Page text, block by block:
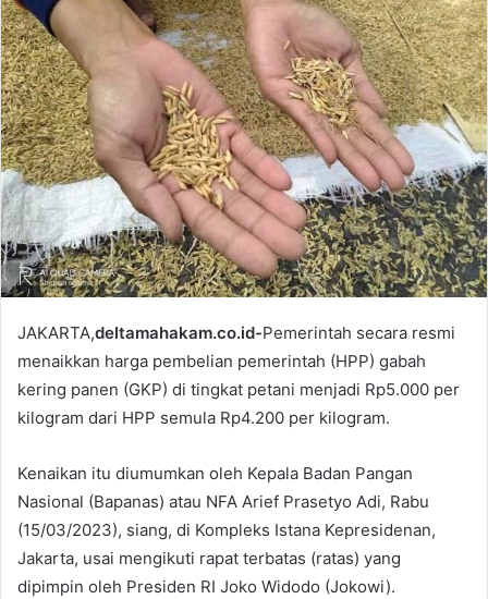
a
n
m
a
i
l
JAKARTA,deltamahakam.co.id-Pemerintah secara resmi
menaikkan harga pembelian pemerintah (HPP) gabah
kering panen (GKP) di tingkat petani menjadi Rp5.000 per
kilogram dari HPP semula Rp4.200 per kilogram.
Kenaikan itu diumumkan oleh Kepala Badan Pangan
Nasional (Bapanas) atau NFA Arief Prasetyo Adi, Rabu
(15/03/2023), siang, di Kompleks Istana Kepresidenan,
Jakarta, usai mengikuti rapat terbatas (ratas) yang
dipimpin oleh Presiden RI Joko Widodo (Jokowi).